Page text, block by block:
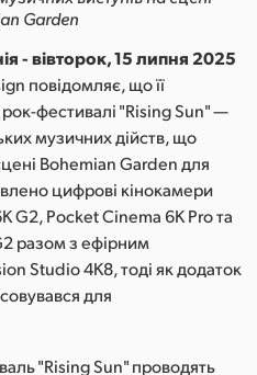
Garden
- вівторок, 15 липня 2025
повідомляє, що її
фестивалі "Rising Sun" —
музичних дійств, що
Bohemian Garden для
цифрові кінокамери
G2, Pocket Cinema 6K Pro та
разом з ефірним
Studio 4K8, тоді як додаток
для
"Rising Sun" проводять